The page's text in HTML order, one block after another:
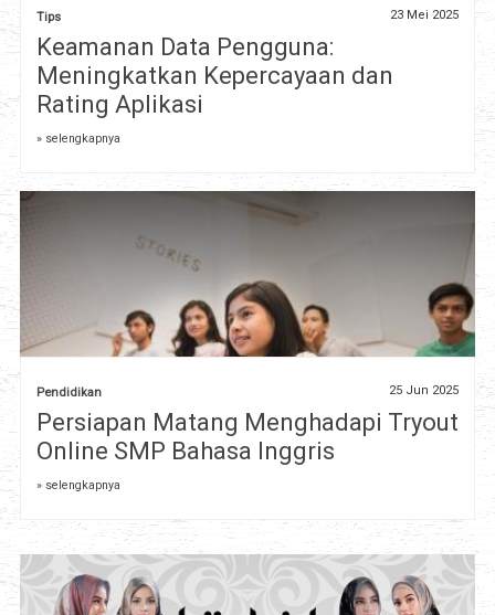
Tips 23 Mei 2025
Keamanan Data Pengguna:
Meningkatkan Kepercayaan dan
Rating Aplikasi
» selengkapnya
Pendidikan 25 Jun 2025
Persiapan Matang Menghadapi Tryout
Online SMP Bahasa Inggris
» selengkapnya